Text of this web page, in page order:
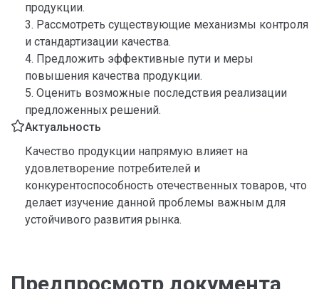
продукции.
3. Рассмотреть существующие механизмы контроля
и стандартизации качества.
4. Предложить эффективные пути и меры
повышения качества продукции.
5. Оценить возможные последствия реализации
предложенных решений.
Актуальность
Качество продукции напрямую влияет на
удовлетворение потребителей и
конкурентоспособность отечественных товаров, что
делает изучение данной проблемы важным для
устойчивого развития рынка.
Предпросмотр документа